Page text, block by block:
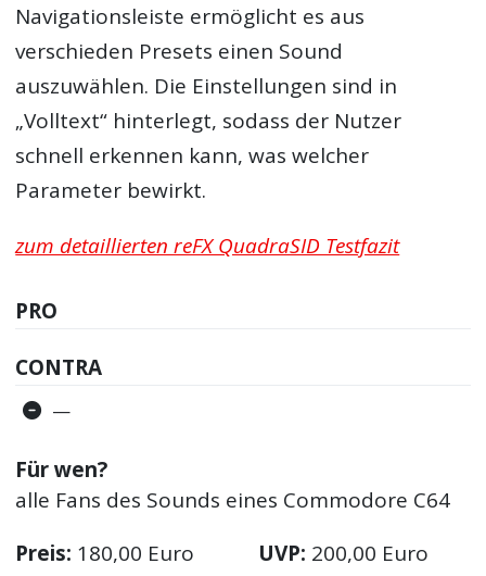
Navigationsleiste ermöglicht es aus
verschieden Presets einen Sound
auszuwählen. Die Einstellungen sind in
„Volltext“ hinterlegt, sodass der Nutzer
schnell erkennen kann, was welcher
Parameter bewirkt.
zum detaillierten reFX QuadraSID Testfazit
PRO
CONTRA
—
Für wen?
alle Fans des Sounds eines Commodore C64
Preis: 180,00 Euro UVP: 200,00 Euro